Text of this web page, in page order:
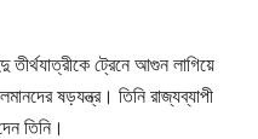
তীর্থযাত্রীকে ট্রেনে আগুন লাগিয়ে
ষড়যন্ত্র। তিনি রাজ্যব্যাপী
তিনি।